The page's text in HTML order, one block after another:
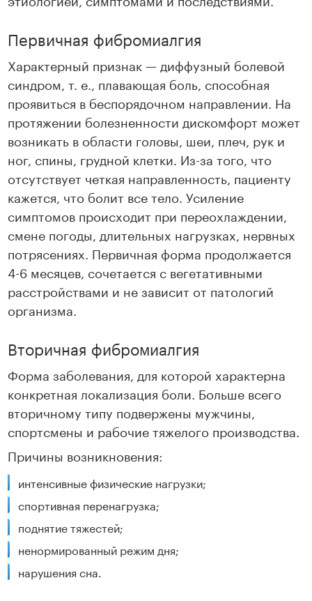
Первичная фибромиалгия
Характерный признак — диффузный болевой
синдром, т. е., плавающая боль, способная
проявиться в беспорядочном направлении. На
протяжении болезненности дискомфорт может
возникать в области головы, шеи, плеч, рук и
ног, спины, грудной клетки. Из-за того, что
отсутствует четкая направленность, пациенту
кажется, что болит все тело. Усиление
симптомов происходит при переохлаждении,
смене погоды, длительных нагрузках, нервных
потрясениях. Первичная форма продолжается
4-6 месяцев, сочетается с вегетативными
расстройствами и не зависит от патологий
организма.
Вторичная фибромиалгия
Форма заболевания, для которой характерна
конкретная локализация боли. Больше всего
вторичному типу подвержены мужчины,
спортсмены и рабочие тяжелого производства.
Причины возникновения:
интенсивные физические нагрузки;
спортивная перенагрузка;
поднятие тяжестей;
ненормированный режим дня;
нарушения сна.